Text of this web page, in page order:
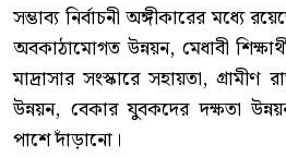
সম্ভাব্য নির্বাচনী অঙ্গীকারের মধ্যে
অবকাঠামোগত উন্নয়ন, মেধাবী
মাদ্রাসার সংস্কারে সহায়তা, গ্রামীণ
উন্নয়ন, বেকার যুবকদের দক্ষতা
পাশে দাঁড়ানো।